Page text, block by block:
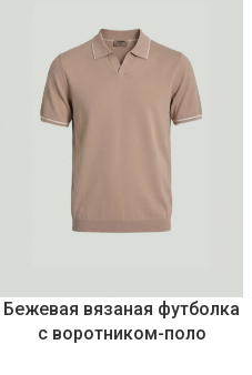
Бежевая вязаная футболка
с воротником-поло